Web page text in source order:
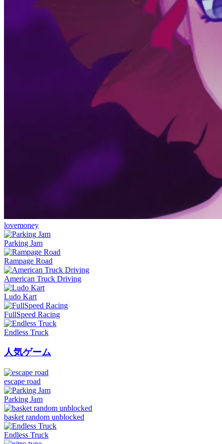
lovemoney
Parking Jam
Rampage Road
American Truck Driving
Ludo Kart
FullSpeed Racing
Endless Truck
人気ゲーム
escape road
Parking Jam
basket random unblocked
Endless Truck